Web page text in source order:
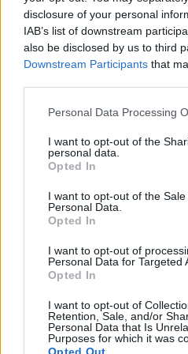
disclosure of your personal
IAB’s list of downstream
also be disclosed by us to third
Downstream Participants that
Personal Data Processing
I want to opt-out of the
personal data.
Opted In
I want to opt-out of the
Personal Data.
Opted In
I want to opt-out of
Personal Data for Targeted
Opted In
I want to opt-out of
Retention, Sale, and/or
Personal Data that Is
Purposes for which it was
Fontos változás
utalásoknál: erről jobb
pénzt küldeni
Az egyéb szolgáltatások díjai
a csomag típusától függenek.
| 2024. február 21. 20:53
Sokan kaptak ilyen e-
Az e-mailek valóban a Simple
üzemeltető OTP Mobiltól
PÉNZCENTRUM| 2024. január 10. 16:33
Döbbenetes roham
már késő észbekapni,
Tavaly év végén minden